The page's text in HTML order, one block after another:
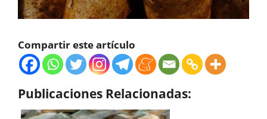
Compartir este artículo
Publicaciones Relacionadas: